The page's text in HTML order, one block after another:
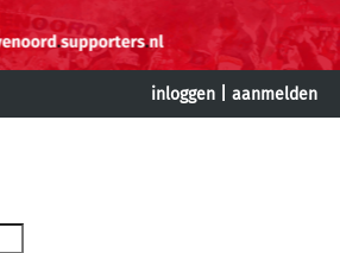
inloggen aanmelden